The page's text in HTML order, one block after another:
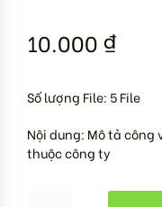
10.000 ₫
Số lượng File: 5 File
Nội dung: Mô tả
thuộc công ty